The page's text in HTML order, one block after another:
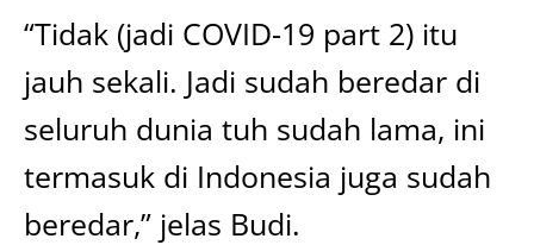
“Tidak (jadi COVID-19 part 2) itu
jauh sekali. Jadi sudah beredar di
seluruh dunia tuh sudah lama, ini
termasuk di Indonesia juga sudah
beredar,” jelas Budi.